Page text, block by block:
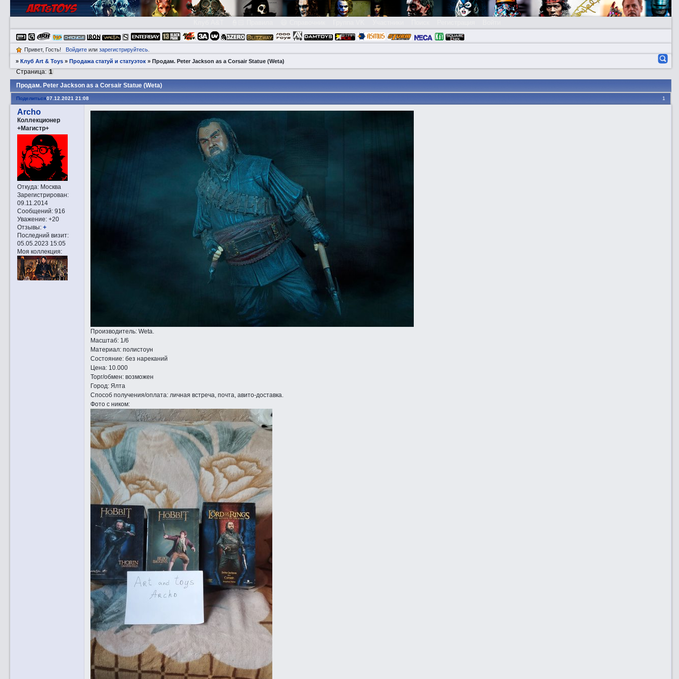
Привет, Гость! Войдитеили зарегистрируйтесь.
»Клуб Art & Toys »Продажа статуй и статуэток »Прoдам. Peter Jackson as a Corsair Statue (Weta)
Прoдам. Peter Jackson as a Corsair Statue (Weta)
Страница: 1
Поделиться 1
07.12.2021 21:08
Archo
Коллекционер
+Магистр+
Откуда:Москва
Зарегистрирован:
09.11.2014
Сообщений:916
Уважение: +20
Отзывы: +
Последний визит:
05.05.2023 15:05
Моя коллекция:
Производитель: Wetа.
Масштаб: 1/6
Материал: полистоун
Состояние: без нареканий
Цена: 10.000
Торг/обмен: возможен
Город: Ялта
Способ получения/оплата: личная встреча, почта, авито-доставка.
Фото с ником: